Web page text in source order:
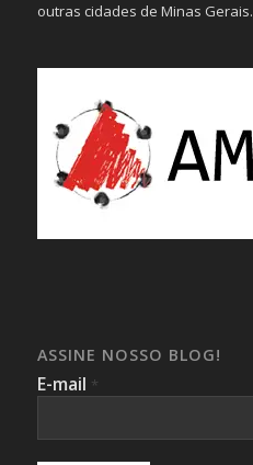
outras cidades de Minas Gerais.
ASSINE NOSSO BLOG!
E-mail *